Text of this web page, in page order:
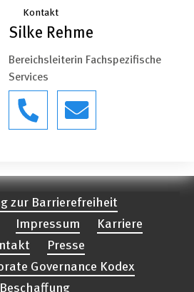
Kontakt
Silke Rehme
Bereichsleiterin Fachspezifische
Services
zur Barrierefreiheit
Impressum
Karriere
Presse
Governance Kodex
Beschaffung